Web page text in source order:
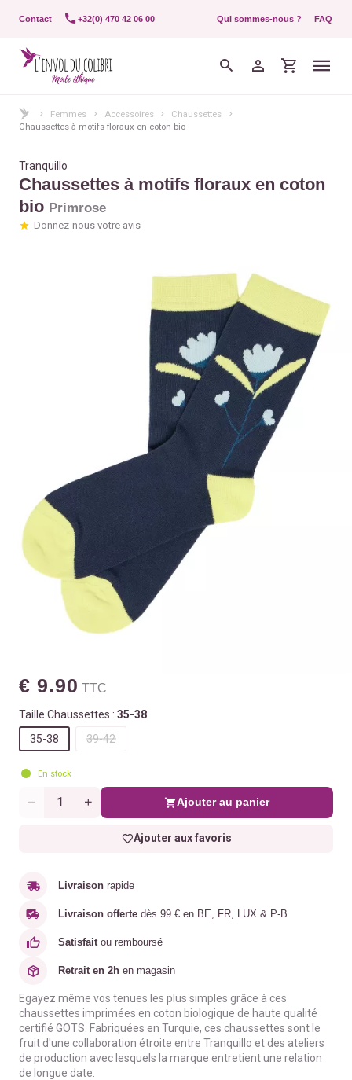
Contact +32(0) 470 42 06 00 Qui sommes-nous ? FAQ
Femmes Accessoires
Chaussettes
Chaussettes à motifs floraux en coton bio
Tranquillo
Chaussettes à motifs floraux en coton
bio Primrose
Donnez-nous votre avis
€ 9.90 TTC
Taille Chaussettes : 35-38
35-38
39-42
En stock
Quantité Ajouter au panier
Ajouter aux favoris
Livraison rapide
Livraison offerte dès 99 € en BE, FR, LUX & P-B
Satisfait ou remboursé
Retrait en 2h en magasin
Egayez même vos tenues les plus simples grâce à ces
chaussettes imprimées en coton biologique de haute qualité
certifié GOTS. Fabriquées en Turquie, ces chaussettes sont le
fruit d'une collaboration étroite entre Tranquillo et des ateliers
de production avec lesquels la marque entretient une relation
de longue date.